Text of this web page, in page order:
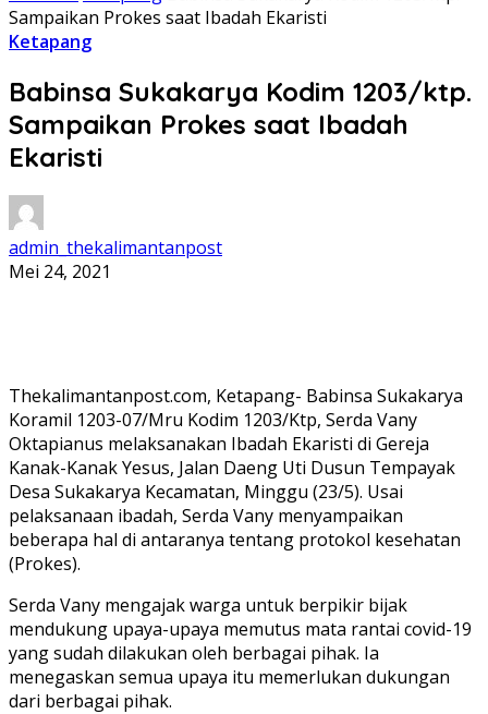
Sampaikan Prokes saat Ibadah Ekaristi
Ketapang
Babinsa Sukakarya Kodim 1203/ktp.
Sampaikan Prokes saat Ibadah
Ekaristi
admin_thekalimantanpost
Mei 24, 2021
Thekalimantanpost.com, Ketapang- Babinsa Sukakarya
Koramil 1203-07/Mru Kodim 1203/Ktp, Serda Vany
Oktapianus melaksanakan Ibadah Ekaristi di Gereja
Kanak-Kanak Yesus, Jalan Daeng Uti Dusun Tempayak
Desa Sukakarya Kecamatan, Minggu (23/5). Usai
pelaksanaan ibadah, Serda Vany menyampaikan
beberapa hal di antaranya tentang protokol kesehatan
(Prokes).
Serda Vany mengajak warga untuk berpikir bijak
mendukung upaya-upaya memutus mata rantai covid-19
yang sudah dilakukan oleh berbagai pihak. Ia
menegaskan semua upaya itu memerlukan dukungan
dari berbagai pihak.